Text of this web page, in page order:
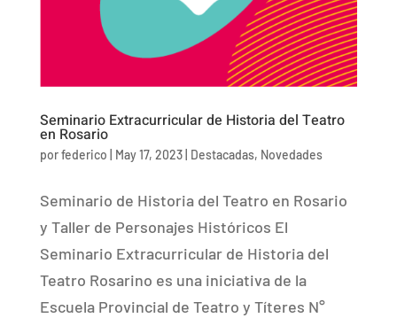
Seminario Extracurricular de Historia del Teatro
en Rosario
porfederico May 17, 2023| Destacadas, Novedades
Seminario de Historia del Teatro en Rosario
y Taller de Personajes Históricos El
Seminario Extracurricular de Historia del
Teatro Rosarino es una iniciativa de la
Escuela Provincial de Teatro y Títeres N°